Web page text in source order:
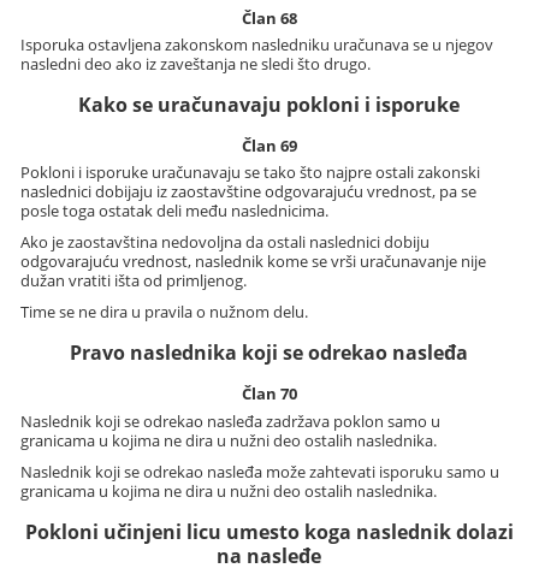
Član 68
Isporuka ostavljena zakonskom nasledniku uračunava se u njegov
nasledni deo ako iz zaveštanja ne sledi što drugo.
Kako se uračunavaju pokloni i isporuke
Član 69
Pokloni i isporuke uračunavaju se tako što najpre ostali zakonski
naslednici dobijaju iz zaostavštine odgovarajuću vrednost, pa se
posle toga ostatak deli među naslednicima.
Ako je zaostavština nedovoljna da ostali naslednici dobiju
odgovarajuću vrednost, naslednik kome se vrši uračunavanje nije
dužan vratiti išta od primljenog.
Time se ne dira u pravila o nužnom delu.
Pravo naslednika koji se odrekao nasleđa
Član 70
Naslednik koji se odrekao nasleđa zadržava poklon samo u
granicama u kojima ne dira u nužni deo ostalih naslednika.
Naslednik koji se odrekao nasleđa može zahtevati isporuku samo u
granicama u kojima ne dira u nužni deo ostalih naslednika.
Pokloni učinjeni licu umesto koga naslednik dolazi
na nasleđe